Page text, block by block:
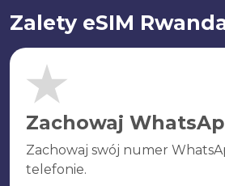
Zalety eSIM
Zachowaj
Zachowaj swój numer
telefonie.